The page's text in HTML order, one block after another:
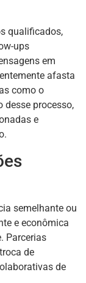
qualificados,
ups
em
afasta
como o
desse processo,
e
semelhante ou
e econômica
Parcerias
de
de